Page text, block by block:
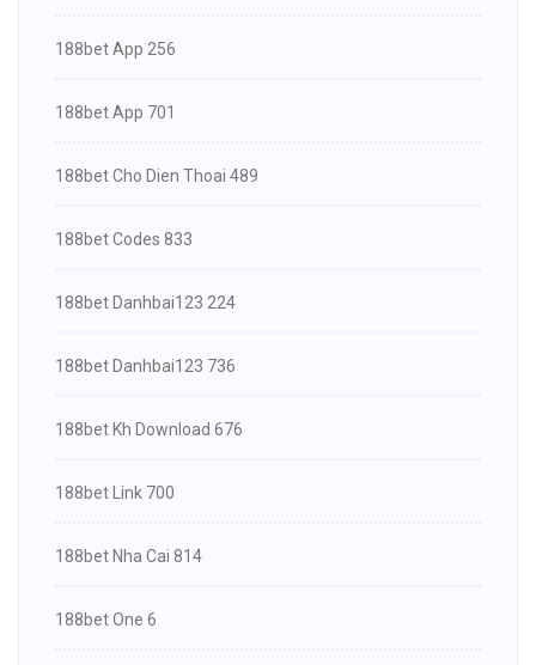
188bet App 256
188bet App 701
188bet Cho Dien Thoai 489
188bet Codes 833
188bet Danhbai123 224
188bet Danhbai123 736
188bet Kh Download 676
188bet Link 700
188bet Nha Cai 814
188bet One 6